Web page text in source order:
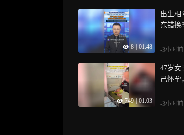
8 | 01:48
出生相
东错换
-3小时前
749 | 01:03
47岁女
己怀孕
-3小时前